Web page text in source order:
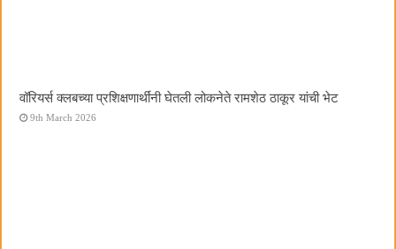
वॉरियर्स क्लबच्या प्रशिक्षणार्थींनी घेतली लोकनेते रामशेठ ठाकूर यांची भेट
9th March 2026